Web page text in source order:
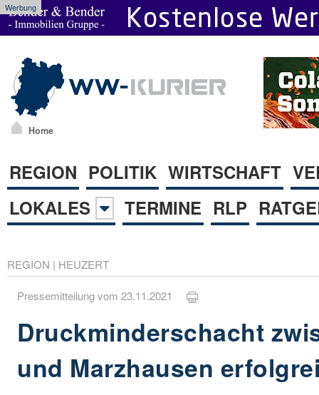
Werbung
Home
REGION POLITIK WIRTSCHAFT
LOKALES
TERMINE RLP
REGION | HEUZERT
Pressemitteilung vom 23.11.2021
Druckminderschacht
und Marzhausen